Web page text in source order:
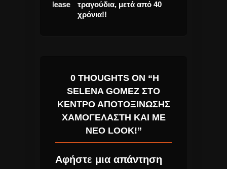
τραγούδια, μετά από 40
χρόνια!!
0 THOUGHTS ON “Η
SELENA GOMEZ ΣΤΟ
ΚΈΝΤΡΟ ΑΠΟΤΟΞΊΝΩΣΗΣ
ΧΑΜΟΓΕΛΑΣΤΉ ΚΑΙ ΜΕ
ΝΈΟ LOOK!”
Αφήστε μια απάντηση